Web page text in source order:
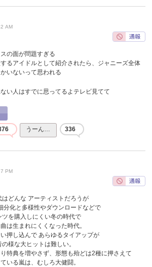
AM
の面が問題すぎる
るアイドルとして紹介されたら、ジャニーズ全体
いないって思われる
い人はすでに思ってるよテレビ見てて
うーん… 336
PM
はどんな アーティストだろうが
分化と多様性やダウンロードなどで
を購入しにくい冬の時代で
は生まれにくくなった時代。
押し込んで あらゆるタイアップが
様な大ヒットは難しい。
特典を増やさず、形態も殆どは2種に押さえて
いる嵐は、むしろ大健闘。